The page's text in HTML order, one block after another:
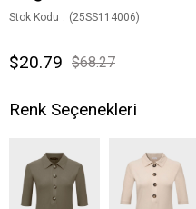
Stok Kodu (25SS114006)
$68.27
$20.79
Renk Seçenekleri